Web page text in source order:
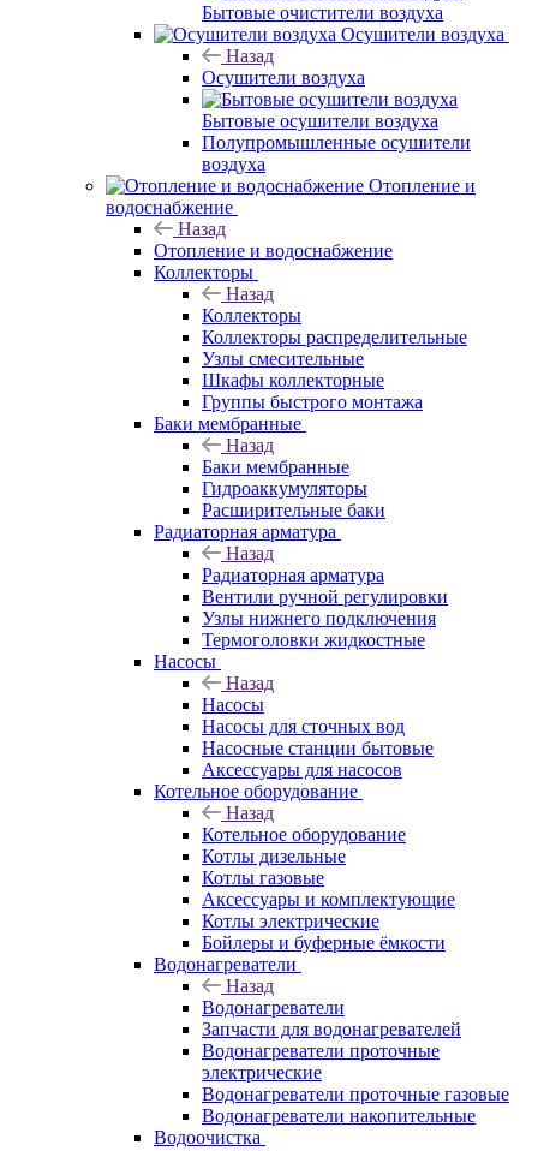
Бытовые очистители воздуха
Осушители воздуха
Назад
Осушители воздуха
Бытовые осушители воздуха
Полупромышленные осушители
воздуха
Отопление и
водоснабжение
Назад
Отопление и водоснабжение
Коллекторы
Назад
Коллекторы
Коллекторы распределительные
Узлы смесительные
Шкафы коллекторные
Группы быстрого монтажа
Баки мембранные
Назад
Баки мембранные
Гидроаккумуляторы
Расширительные баки
Радиаторная арматура
Назад
Радиаторная арматура
Вентили ручной регулировки
Узлы нижнего подключения
Термоголовки жидкостные
Насосы
Назад
Насосы
Насосы для сточных вод
Насосные станции бытовые
Аксессуары для насосов
Котельное оборудование
Назад
Котельное оборудование
Котлы дизельные
Котлы газовые
Аксессуары и комплектующие
Котлы электрические
Бойлеры и буферные ёмкости
Водонагреватели
Назад
Водонагреватели
Запчасти для водонагревателей
Водонагреватели проточные
электрические
Водонагреватели проточные газовые
Водонагреватели накопительные
Водоочистка